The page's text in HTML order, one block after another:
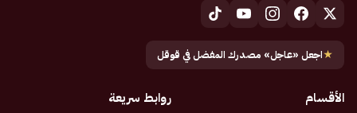
★اجعل «عاجل» مصدرك المفضل في قوقل
الأقسام روابط سريعة